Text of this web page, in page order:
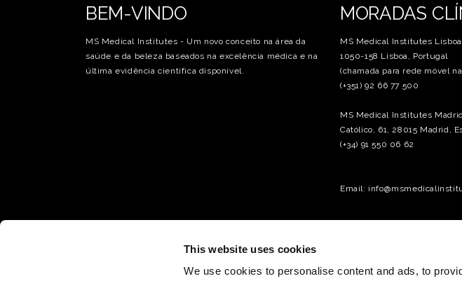
This website uses cookies
We use cookies to personalise content and ads, to
BEM-VINDO
MS Medical Institutes - Um novo conceito na área da
saúde e da beleza baseados na excelência médica e na
última evidência científica disponível.
MORADAS
MS Medical Institutes
1050-158 Lisboa, Portugal
(chamada para rede móvel
(+351) 92 66 77 500
MS Medical Institutes
Católico, 61, 28015 Madrid,
(+34) 91 550 06 62
Email: